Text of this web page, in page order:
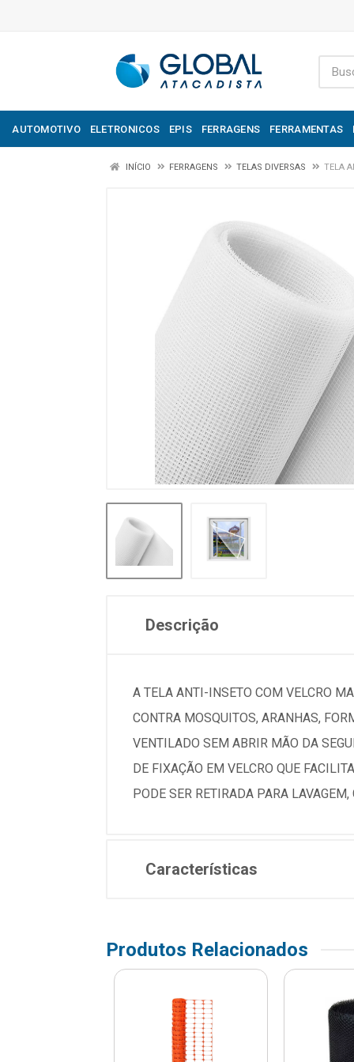
AUTOMOTIVO ELETRONICOS EPIS FERRAGENS FERRAMENTAS
INÍCIO FERRAGENS TELAS DIVERSAS TELA
Descrição
A TELA ANTI-INSETO COM VELCRO
CONTRA MOSQUITOS, ARANHAS,
VENTILADO SEM ABRIR MÃO DA
DE FIXAÇÃO EM VELCRO QUE
PODE SER RETIRADA PARA
Características
Produtos Relacionados